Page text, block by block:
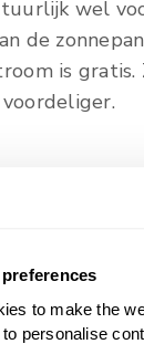
to make the
personalise
wel
de
is
een
aan
te zoeken
elektrische